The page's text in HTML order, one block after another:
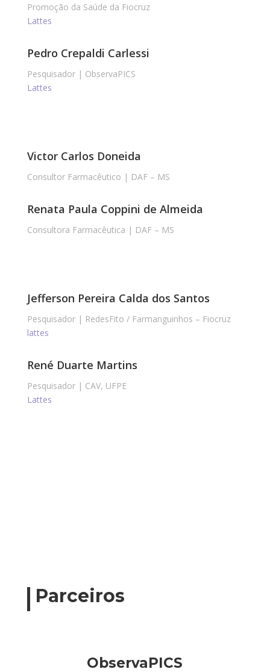
Promoção da Saúde da Fiocruz
Lattes
Pedro Crepaldi Carlessi
Pesquisador | ObservaPICS
Lattes
Victor Carlos Doneida
Consultor Farmacêutico | DAF – MS
Renata Paula Coppini de Almeida
Consultora Farmacêutica | DAF – MS
Jefferson Pereira Calda dos Santos
Pesquisador | RedesFito / Farmanguinhos – Fiocruz
lattes
René Duarte Martins
Pesquisador | CAV, UFPE
Lattes
Parceiros
ObservaPICS